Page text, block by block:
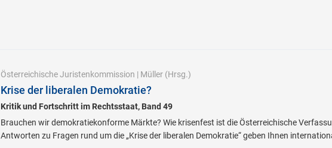
Österreichische Juristenkommission | Müller(Hrsg.)
Krise der liberalen Demokratie?
Kritik und Fortschritt im Rechtsstaat, Band 49
Brauchen wir demokratiekonforme Märkte? Wie krisenfest ist die Österreichische
Antworten zu Fragen rund um die „Krise der liberalen Demokratie“ geben Ihnen